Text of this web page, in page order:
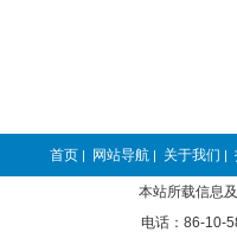
首页 | 网站导航 | 关于我们 |
本站所载信息
电话：86-10-